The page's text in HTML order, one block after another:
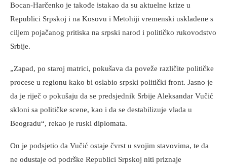
Bocan-Harčenko je takođe istakao da su aktuelne krize u
Republici Srpskoj i na Kosovu i Metohiji vremenski usklađene s
ciljem pojačanog pritiska na srpski narod i političko rukovodstvo
Srbije.
„Zapad, po staroj matrici, pokušava da poveže različite političke
procese u regionu kako bi oslabio srpski politički front. Jasno je
da je riječ o pokušaju da se predsjednik Srbije Aleksandar Vučić
skloni sa političke scene, kao i da se destabilizuje vlada u
Beogradu“, rekao je ruski diplomata.
On je podsjetio da Vučić ostaje čvrst u svojim stavovima, te da
ne odustaje od podrške Republici Srpskoj niti priznaje